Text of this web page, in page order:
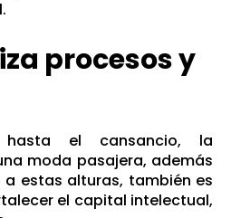
procesos y
el cansancio, la
moda pasajera, además
estas alturas, también es
el capital intelectual,